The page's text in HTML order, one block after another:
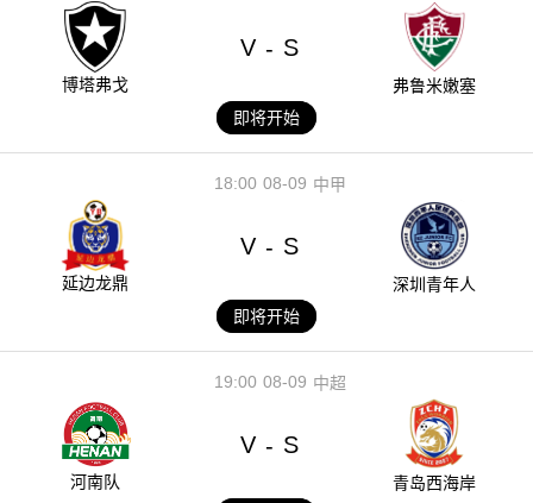
博塔弗戈
V - S
弗鲁米嫩塞
即将开始
08-09
18:00 中甲
延边龙鼎
V - S
深圳青年人
即将开始
08-09
19:00 中超
河南队
V - S
青岛西海岸